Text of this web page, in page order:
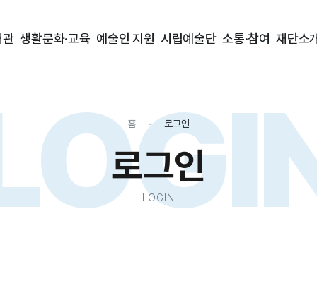
관 생활문화·교육 예술인 지원 시립예술단 소통·참여 재단소
홈 로그인
로그인
LOGIN